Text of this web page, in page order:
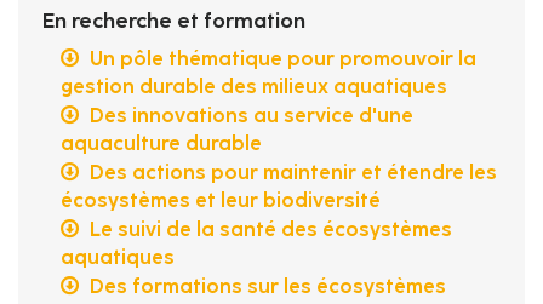
En recherche et formation
Un pôle thématique pour promouvoir la
gestion durable des milieux aquatiques
Des innovations au service d'une
aquaculture durable
Des actions pour maintenir et étendre les
écosystèmes et leur biodiversité
Le suivi de la santé des écosystèmes
aquatiques
Des formations sur les écosystèmes